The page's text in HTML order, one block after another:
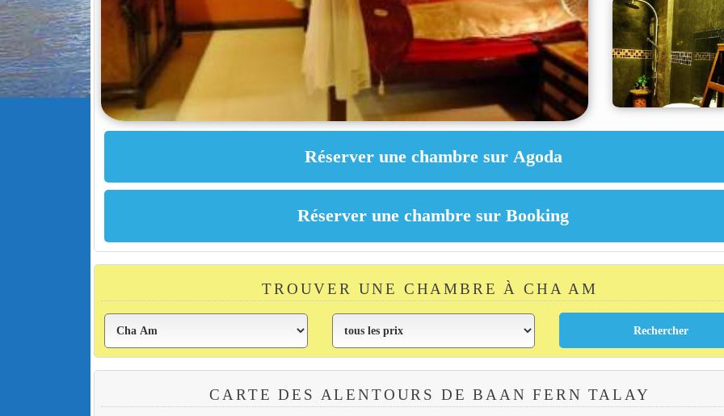
TROUVER UNE CHAMBRE À CHA AM
CARTE DES ALENTOURS DE BAAN FERN TALAY